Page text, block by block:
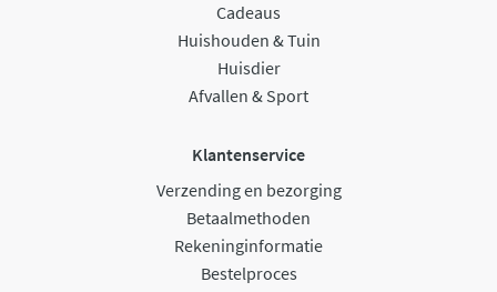
Cadeaus
Huishouden & Tuin
Huisdier
Afvallen & Sport
Klantenservice
Verzending en bezorging
Betaalmethoden
Rekeninginformatie
Bestelproces